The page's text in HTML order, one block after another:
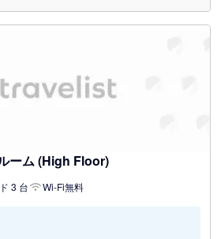
ーム (High Floor)
3 台 Wi-Fi無料